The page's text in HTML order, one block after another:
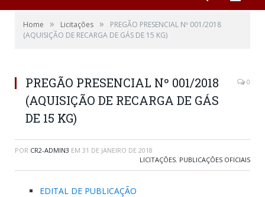
Home » Licitações »
PREGÃO PRESENCIAL Nº 001/2018
(AQUISIÇÃO DE RECARGA DE GÁS DE 15 KG)
PREGÃO PRESENCIAL Nº 001/2018
(AQUISIÇÃO DE RECARGA DE GÁS
DE 15 KG)
0
POR CR2-ADMIN3 EM 31 DE JANEIRO DE 2018
LICITAÇÕES, PUBLICAÇÕES OFICIAIS
EDITAL DE PUBLICAÇÃO